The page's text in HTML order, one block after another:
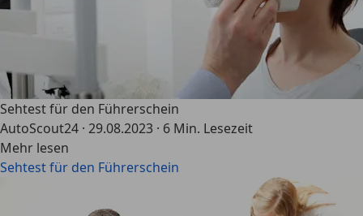
Sehtest für den Führerschein
AutoScout24 · 29.08.2023 · 6 Min. Lesezeit
Mehr lesen
Sehtest für den Führerschein